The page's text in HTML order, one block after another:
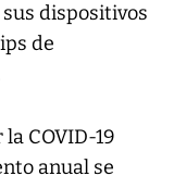
dispositivos
de
COVID-19
anual se